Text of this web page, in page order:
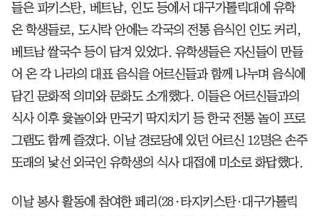
들은 파키스탄, 베트남, 인도 등에서 대구가톨릭대에 유학
온 학생들로, 도시락 안에는 각국의 전통 음식인 인도 커리,
베트남 쌀국수 등이 담겨 있었다. 유학생들은 자신들이 만들
어 온 각 나라의 대표 음식을 어르신들과 함께 나누며 음식에
담긴 문화적 의미와 문화도 소개했다. 이들은 어르신들과의
식사 이후 윷놀이와 만국기 딱지치기 등 한국 전통 놀이 프로
그램도 함께 즐겼다. 이날 경로당에 있던 어르신 12명은 손주
또래의 낯선 외국인 유학생의 식사 대접에 미소로 화답했다.
이날 봉사 활동에 참여한 페리(28·타지키스탄·대구가톨릭